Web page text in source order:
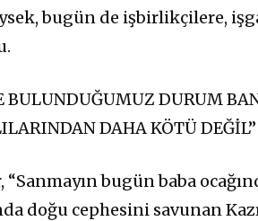
bugün de işbirlikçilere,
BULUNDUĞUMUZ DURUM
DAHA KÖTÜ DEĞİL”
“Sanmayın bugün baba
doğu cephesini savunan